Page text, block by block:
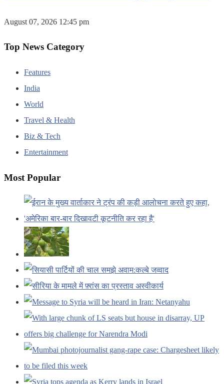
August 07, 2026 12:45 pm
Top News Category
Features
India
World
Travel & Health
Biz & Tech
Entertainment
Most Popular